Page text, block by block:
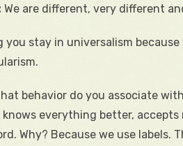
We are different, very different
you stay in universalism
behavior do you associate
knows everything better,
Why? Because we use labels.